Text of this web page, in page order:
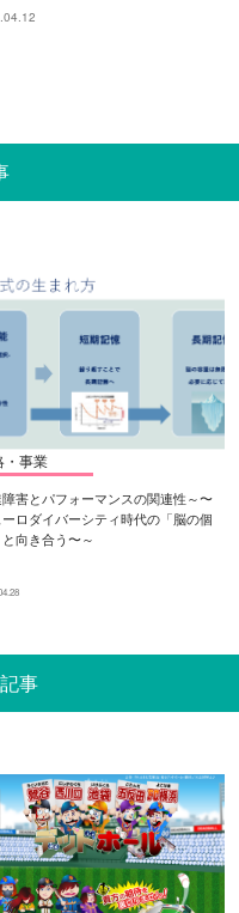
・事業
害とパフォーマンスの関連性～〜
ーロダイバーシティ時代の「脳の個
向き合う〜～
事